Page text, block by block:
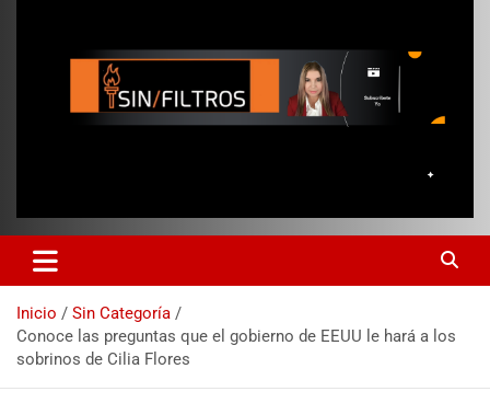
Inicio
Sin Categoría
Conoce las preguntas que el gobierno de EEUU le hará a los
sobrinos de Cilia Flores